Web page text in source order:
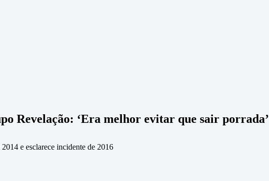
Revelação: ‘Era melhor evitar que sair porrada’
e esclarece incidente de 2016